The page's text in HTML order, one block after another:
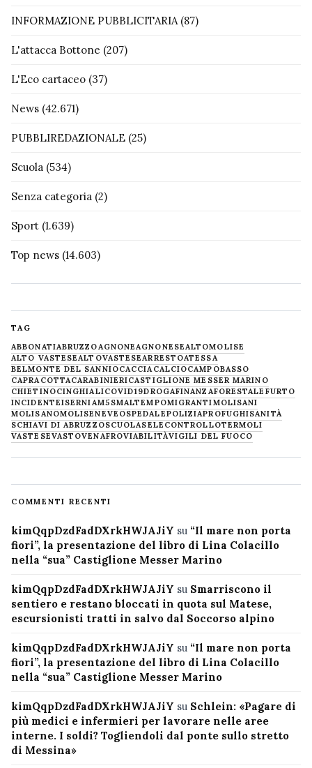
INFORMAZIONE PUBBLICITARIA(87)
L'attacca Bottone (207)
L'Eco cartaceo (37)
News (42.671)
PUBBLIREDAZIONALE (25)
Scuola (534)
Senza categoria (2)
Sport (1.639)
Top news (14.603)
TAG
ABBONATIABRUZZOAGNONEAGNONESEALTOMOLISE
ALTO VASTESEALTOVASTESEARRESTOATESSA
BELMONTE DEL SANNIOCACCIACALCIOCAMPOBASSO
CAPRACOTTACARABINIERICASTIGLIONE MESSER MARINO
CHIETINOCINGHIALICOVID19DROGAFINANZAFORESTALE FURTO
INCIDENTEISERNIAM5SMALTEMPOMIGRANTIMOLISANI
MOLISANOMOLISENEVE OSPEDALEPOLIZIAPROFUGHISANITÀ
SCHIAVI DI ABRUZZOSCUOLASELECONTROLLOTERMOLI
VASTESEVASTOVENAFROVIABILITÀVIGILI DEL FUOCO
COMMENTI RECENTI
kimQqpDzdFadDXrkHWJAJiY su “Il mare non porta
fiori”, la presentazione del libro di Lina Colacillo
nella “sua” Castiglione Messer Marino
kimQqpDzdFadDXrkHWJAJiY su Smarriscono il
sentiero e restano bloccati in quota sul Matese,
escursionisti tratti in salvo dal Soccorso alpino
kimQqpDzdFadDXrkHWJAJiY su “Il mare non porta
fiori”, la presentazione del libro di Lina Colacillo
nella “sua” Castiglione Messer Marino
kimQqpDzdFadDXrkHWJAJiY su Schlein: «Pagare di
più medici e infermieri per lavorare nelle aree
interne. I soldi? Togliendoli dal ponte sullo stretto
di Messina»